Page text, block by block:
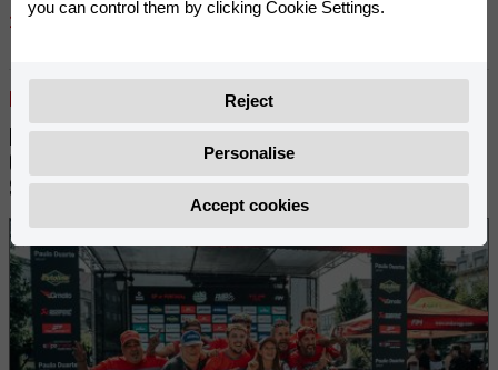
16तस्बिरहरू
n260
RIEJU ONCE AGAIN REIGNS IN THE WOMEN’S ENDURO WORLD
CHAMPIONSHIP WITH ITS THIRD CONSECUTIVE TITLE, THE
SECOND TOGETHER WITH RACHEL GUTISH!
you can control them by clicking Cookie Settings.
Reject
Personalise
Accept cookies